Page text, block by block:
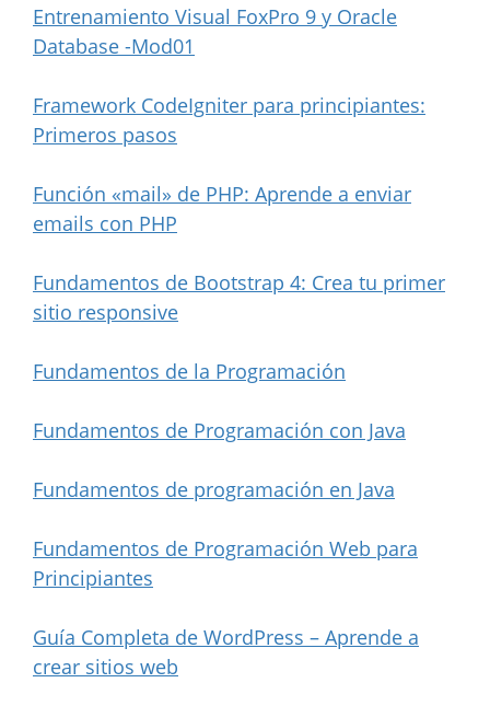
Entrenamiento Visual FoxPro 9 y Oracle
Database -Mod01
Framework CodeIgniter para principiantes:
Primeros pasos
Función «mail» de PHP: Aprende a enviar
emails con PHP
Fundamentos de Bootstrap 4: Crea tu primer
sitio responsive
Fundamentos de la Programación
Fundamentos de Programación con Java
Fundamentos de programación en Java
Fundamentos de Programación Web para
Principiantes
Guía Completa de WordPress – Aprende a
crear sitios web